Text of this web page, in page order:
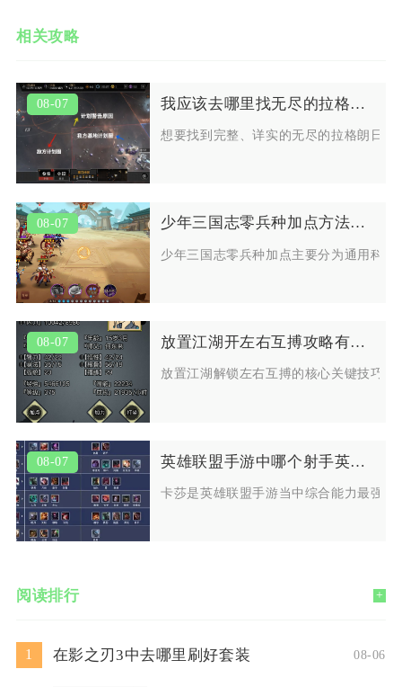
相关攻略
08-07 我应该去哪里找无尽的拉格朗日六元船
想要找到完整、详实的无尽的拉格朗日
08-07 少年三国志零兵种加点方法有哪些
少年三国志零兵种加点主要分为通用科
08-07 放置江湖开左右互搏攻略有哪些关键技巧
放置江湖解锁左右互搏的核心关键技巧
08-07 英雄联盟手游中哪个射手英雄最值得使用
卡莎是英雄联盟手游当中综合能力最强
阅读排行 +
1 在影之刃3中去哪里刷好套装 08-06